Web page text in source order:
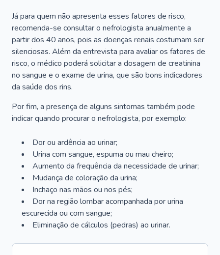
Já para quem não apresenta esses fatores de risco,
recomenda-se consultar o nefrologista anualmente a
partir dos 40 anos, pois as doenças renais costumam ser
silenciosas. Além da entrevista para avaliar os fatores de
risco, o médico poderá solicitar a dosagem de creatinina
no sangue e o exame de urina, que são bons indicadores
da saúde dos rins.
Por fim, a presença de alguns sintomas também pode
indicar quando procurar o nefrologista, por exemplo:
Dor ou ardência ao urinar;
Urina com sangue, espuma ou mau cheiro;
Aumento da frequência da necessidade de urinar;
Mudança de coloração da urina;
Inchaço nas mãos ou nos pés;
Dor na região lombar acompanhada por urina
escurecida ou com sangue;
Eliminação de cálculos (pedras) ao urinar.